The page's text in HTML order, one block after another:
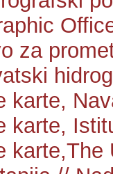
za
karte,
karte,
karte,The